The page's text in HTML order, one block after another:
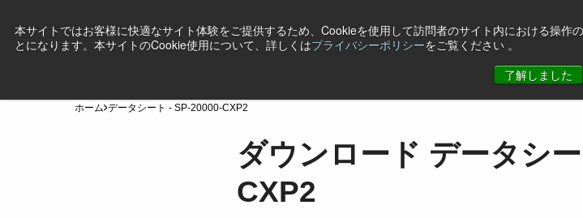
本サイトではお客様に快適なサイト体験をご提供するため、Cookieを使用して訪問者のサイト内における操
とになります。本サイトのCookie使用について、詳しくはプライバシーポリシーをご覧ください 。
了解しました
ホーム データシート - SP-20000-CXP2
ダウンロード データシ
CXP2